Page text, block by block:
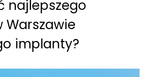
najlepszego
Warszawie
implanty?